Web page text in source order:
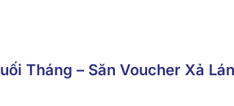
Tháng – Săn Voucher Xả